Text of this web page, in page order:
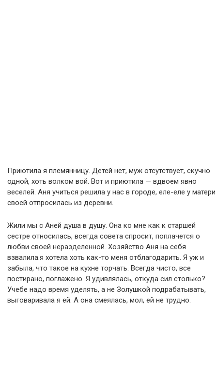
Приютила я племянницу. Детей нет, муж отсутствует, скучно
одной, хоть волком вой. Вот и приютила — вдвоем явно
веселей. Аня учиться решила у нас в городе, еле-еле у матери
своей отпросилась из деревни.
Жили мы с Аней душа в душу. Она ко мне как к старшей
сестре относилась, всегда совета спросит, поплачется о
любви своей неразделенной. Хозяйство Аня на себя
взвалила.я хотела хоть как-то меня отблагодарить. Я уж и
забыла, что такое на кухне торчать. Всегда чисто, все
постирано, поглажено. Я удивлялась, откуда сил столько?
Учебе надо время уделять, а не Золушкой подрабатывать,
выговаривала я ей. А она смеялась, мол, ей не трудно.